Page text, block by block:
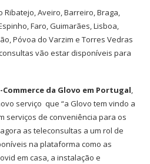
Ribatejo, Aveiro, Barreiro, Braga,
Faro, Guimarães, Lisboa,
Póvoa do Varzim e Torres Vedras
vão estar disponíveis para
da Glovo em Portugal,
serviço que “a Glovo tem vindo a
serviços de conveniência para os
as teleconsultas a um rol de
na plataforma como as
em casa, a instalação e